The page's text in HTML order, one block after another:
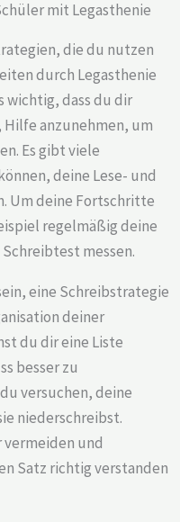
mit Legasthenie
die du nutzen
durch Legasthenie
wichtig, dass du dir
Hilfe anzunehmen, um
Es gibt viele
deine Lese- und
Um deine Fortschritte
regelmäßig deine
messen.
eine Schreibstrategie
deiner
du dir eine Liste
besser zu
versuchen, deine
niederschreibst.
und
Satz richtig verstanden